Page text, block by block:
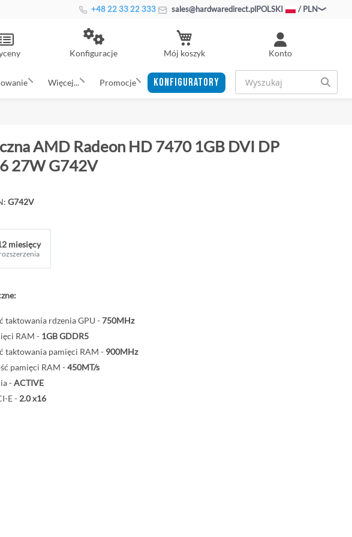
+48 22 33 22 333 sales@hardwaredirect.plPOLSKI / PLN
Konto
Konfiguracje Mój koszyk
Więcej... Promocje KONFIGURATORY
AMD Radeon HD 7470 1GB DVI DP
27W G742V
G742V
miesięcy
taktowania rdzenia GPU -750MHz
RAM - 1GBGDDR5
taktowania pamięci RAM - 900MHz
pamięci RAM -450MT/s
-ACTIVE
E - 2.0x16